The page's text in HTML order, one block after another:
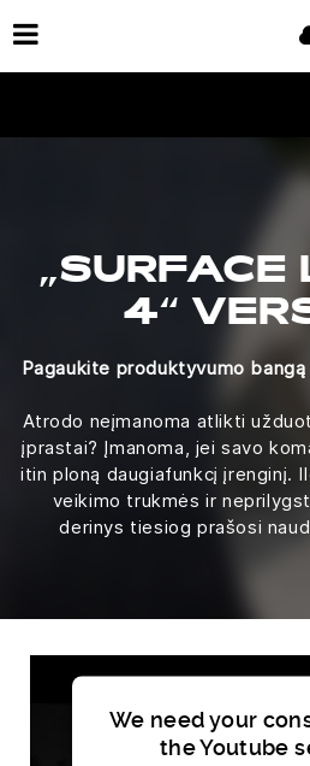
„SURFACE
4“
Pagaukite produktyvumo
Atrodo neįmanoma atlikti
įprastai? Įmanoma, jei savo
itin ploną daugiafunkcį įrenginį.
veikimo trukmės ir
derinys tiesiog prašosi
We need your
the Youtube